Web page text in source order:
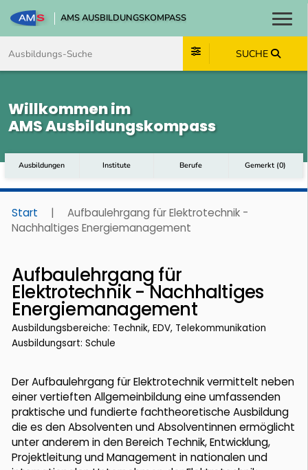
AMS AUSBILDUNGSKOMPASS
SUCHE
Willkommen im
AMS Ausbildungskompass
Ausbildungen Institute Berufe Gemerkt (0)
Start |
Aufbaulehrgang für Elektrotechnik -
Nachhaltiges Energiemanagement
Aufbaulehrgang für
Elektrotechnik - Nachhaltiges
Energiemanagement
Ausbildungsbereiche: Technik, EDV, Telekommunikation
Ausbildungsart: Schule
Der Aufbaulehrgang für Elektrotechnik vermittelt neben
einer vertieften Allgemeinbildung eine umfassenden
praktische und fundierte fachtheoretische Ausbildung
die es den Absolventen und Absolventinnen ermöglicht
unter anderem in den Bereich Technik, Entwicklung,
Projektleitung und Management in nationalen und